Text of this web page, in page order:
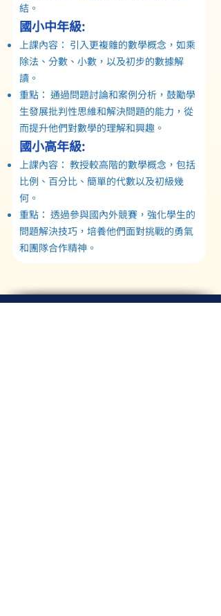
結。
​國小中年級:
上課內容： 引入更複雜的數學概念，如乘
除法、分數、小數，以及初步的數據解
讀。
重點： 通過問題討論和案例分析，鼓勵學
生發展批判性思維和解決問題的能力，從
而提升他們對數學的理解和興趣。
國小高年級:
上課內容： 教授較高階的數學概念，包括
比例、百分比、簡單的代數以及初級幾
何。
重點： 透過參與國內外競賽，強化學生的
問題解決技巧，培養他們面對挑戰的勇氣
和團隊合作精神。